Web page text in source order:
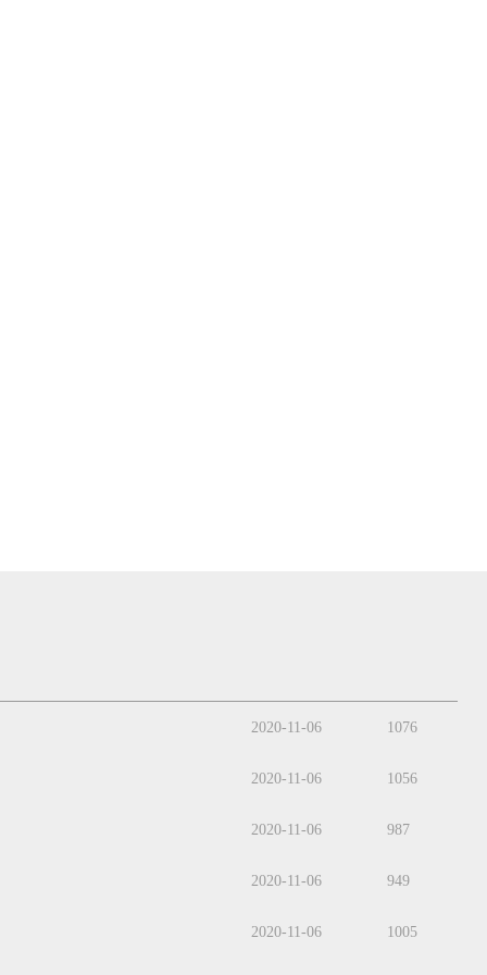
2020-11-06 1076
2020-11-06 1056
2020-11-06 987
2020-11-06 949
2020-11-06 1005